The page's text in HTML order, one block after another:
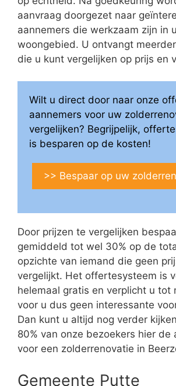
aanvraag doorgezet naar
aannemers die werkzaam zijn in
woongebied. U ontvangt
die u kunt vergelijken op prijs en
Wilt u direct door naar onze
aannemers voor uw
vergelijken? Begrijpelijk,
is besparen op de kosten!
>> Bespaar op uw
Door prijzen te vergelijken
gemiddeld tot wel 30% op de
opzichte van iemand die geen
vergelijkt. Het offertesysteem is
helemaal gratis en verplicht u tot
voor u dus geen interessante
Dan kunt u altijd nog verder
80% van onze bezoekers hier de
voor een zolderrenovatie in
Gemeente Putte